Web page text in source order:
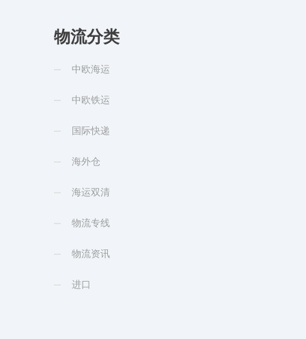
物流分类
中欧海运
中欧铁运
国际快递
海外仓
海运双清
物流专线
物流资讯
进口